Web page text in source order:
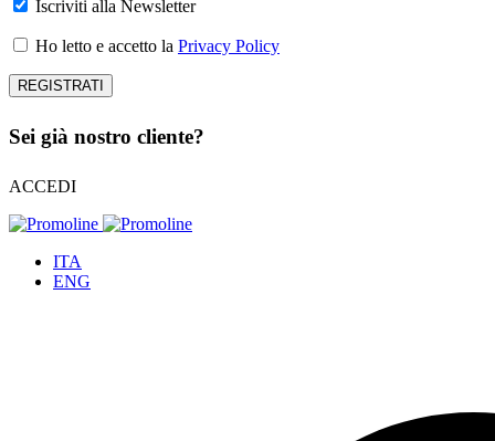
Iscriviti alla Newsletter
Ho letto e accetto la Privacy Policy
Sei già nostro cliente?
ACCEDI
ITA
ENG